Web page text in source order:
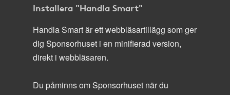
Installera "Handla Smart"
Handla Smart är ett webbläsartillägg som ger
dig Sponsorhuset i en minifierad version,
direkt i webbläsaren.
Du påminns om Sponsorhuset när du